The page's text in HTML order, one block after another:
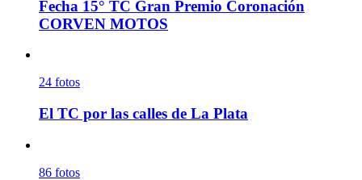
Fecha 15° TC Gran Premio Coronación
CORVEN MOTOS
24 fotos
El TC por las calles de La Plata
86 fotos